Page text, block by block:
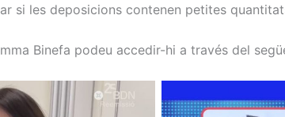
si les deposicions contenen petites
Binefa podeu accedir-hi a través del